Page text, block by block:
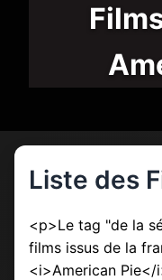
Liste des
<p>Le tag "de la
films issus de la
<i>American Pie</